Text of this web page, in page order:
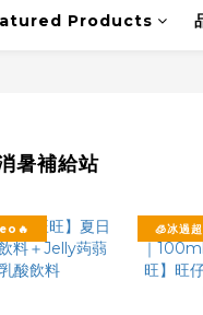
🔥父親節
Products
暑補給站
🧊冰過